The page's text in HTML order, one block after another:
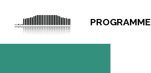
PROGRAMME